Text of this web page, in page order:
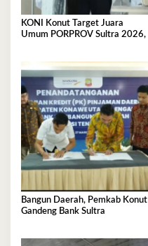
KONI Konut Target Juara
Umum PORPROV Sultra 2026,
Bangun Daerah, Pemkab Konut
Gandeng Bank Sultra